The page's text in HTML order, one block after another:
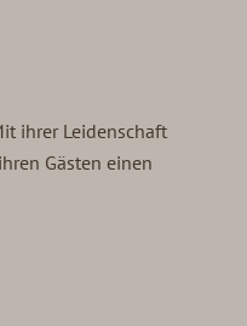
ihrer Leidenschaft
Gästen einen